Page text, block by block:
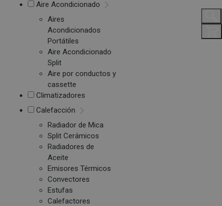
Aire Acondicionado
Aires
Acondicionados
Portátiles
Aire Acondicionado
Split
Aire por conductos y
cassette
Climatizadores
Calefacción
Radiador de Mica
Split Cerámicos
Radiadores de
Aceite
Emisores Térmicos
Convectores
Estufas
Calefactores